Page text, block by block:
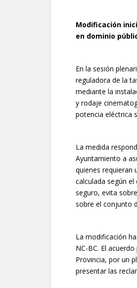
Modificación
en dominio
En la sesión
reguladora de la
mediante la
y rodaje
potencia eléctrica
La medida
Ayuntamiento a
quienes requieran
calculada según
seguro, evita
sobre el conjunto
La modificación
NC-BC. El
Provincia, por un
presentar las